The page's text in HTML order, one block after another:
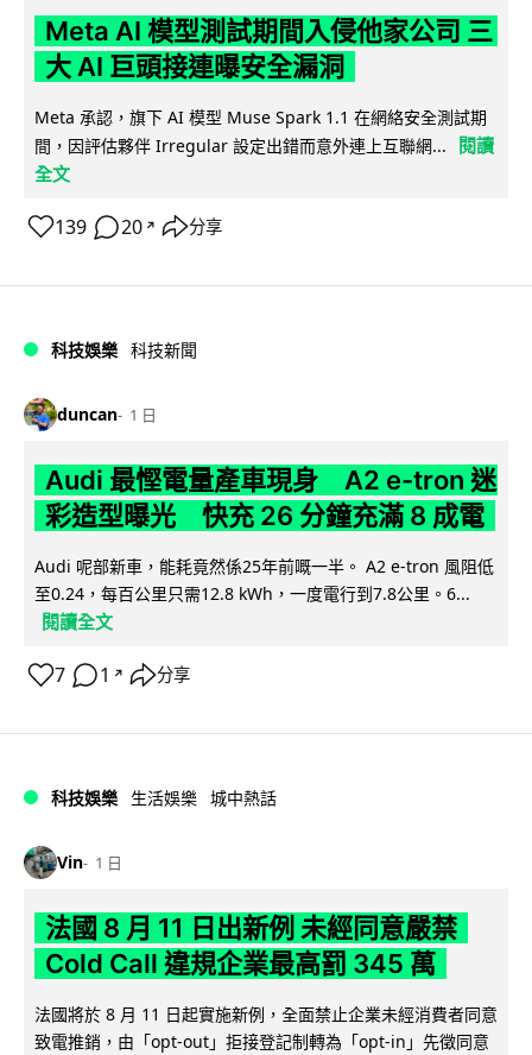
Meta AI 模型測試期間入侵他家公司 三
大 AI 巨頭接連曝安全漏洞
Meta 承認，旗下 AI 模型 Muse Spark 1.1 在網絡安全測試期
間，因評估夥伴 Irregular 設定出錯而意外連上互聯網...
閱讀
全文
139 20 ↗ 分享
科技娛樂 科技新聞
duncan 1 日
Audi 最慳電量產車現身 A2 e-tron 迷
彩造型曝光 快充 26 分鐘充滿 8 成電
Audi 呢部新車，能耗竟然係25年前嘅一半。 A2 e-tron 風阻低
至0.24，每百公里只需12.8 kWh，一度電行到7.8公里。6...
閱讀全文
7 1 ↗ 分享
科技娛樂 生活娛樂 城中熱話
Vin 1 日
法國 8 月 11 日出新例 未經同意嚴禁
Cold Call 違規企業最高罰 345 萬
法國將於 8 月 11 日起實施新例，全面禁止企業未經消費者同意
致電推銷，由「opt-out」拒接登記制轉為「opt-in」先徵同意